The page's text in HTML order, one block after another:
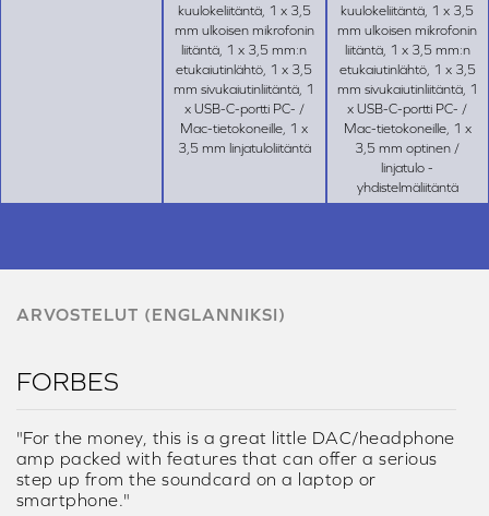
kuulokeliitäntä, 1 x 3,5
mm ulkoisen mikrofonin
liitäntä, 1 x 3,5 mm:n
etukaiutinlähtö, 1 x 3,5
mm sivukaiutinliitäntä, 1
x USB-C-portti PC- /
Mac-tietokoneille, 1 x
3,5 mm linjatuloliitäntä
kuulokeliitäntä, 1 x 3,5
mm ulkoisen mikrofonin
liitäntä, 1 x 3,5 mm:n
etukaiutinlähtö, 1 x 3,5
mm sivukaiutinliitäntä, 1
x USB-C-portti PC- /
Mac-tietokoneille, 1 x
3,5 mm optinen /
linjatulo -
yhdistelmäliitäntä
ARVOSTELUT (ENGLANNIKSI)
FORBES
"For the money, this is a great little DAC/headphone
amp packed with features that can offer a serious
step up from the soundcard on a laptop or
smartphone."